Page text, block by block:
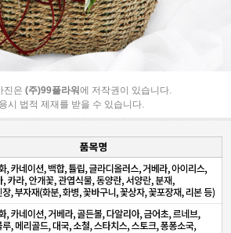
진은 (주)99플라워에 저작권이 있습니다.
시 법적 제재를 받을 수 있습니다.